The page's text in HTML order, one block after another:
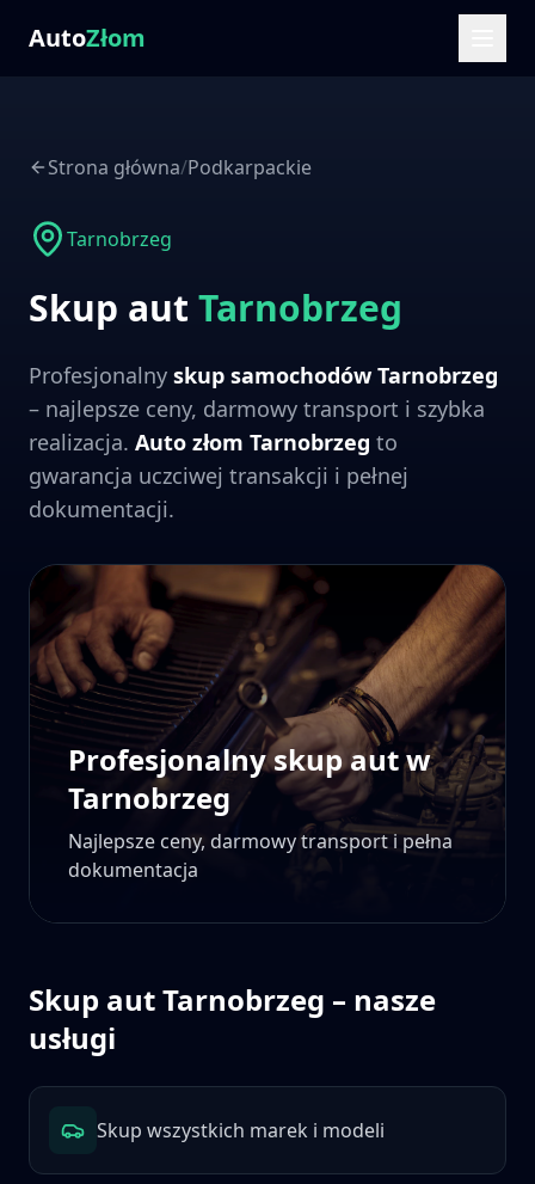
AutoZłom
Strona główna/Podkarpackie
Tarnobrzeg
Skup aut Tarnobrzeg
Profesjonalny skup samochodów Tarnobrzeg
– najlepsze ceny, darmowy transport i szybka
realizacja. Auto złom Tarnobrzeg to
gwarancja uczciwej transakcji i pełnej
dokumentacji.
Profesjonalny skup aut w
Tarnobrzeg
Najlepsze ceny, darmowy transport i pełna
dokumentacja
Skup autTarnobrzeg – nasze
usługi
Skup wszystkich marek i modeli